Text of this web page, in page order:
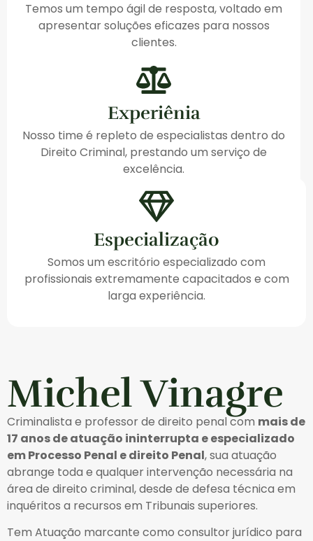
Temos um tempo ágil de resposta, voltado em
apresentar soluções eficazes para nossos
clientes.
Experiênia
Nosso time é repleto de especialistas dentro do
Direito Criminal, prestando um serviço de
excelência.
Especialização
Somos um escritório especializado com
profissionais extremamente capacitados e com
larga experiência.
Michel Vinagre
Criminalista e professor de direito penal com mais de
17 anos de atuação ininterrupta e especializado
em Processo Penal e direito Penal, sua atuação
abrange toda e qualquer intervenção necessária na
área de direito criminal, desde de defesa técnica em
inquéritos a recursos em Tribunais superiores.
Tem Atuação marcante como consultor jurídico para